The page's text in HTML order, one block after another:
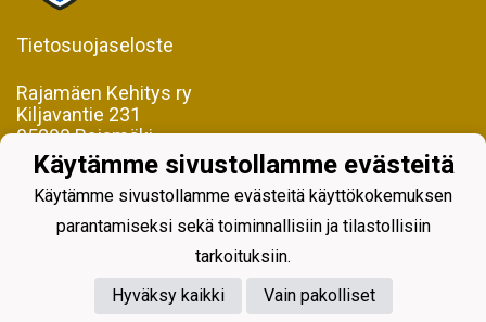
Tietosuojaseloste
Rajamäen Kehitys ry
Kiljavantie 231
05200 Rajamäki
Y-tunnus 0598128-2
Powered by
Käytämme sivustollamme evästeitä
Käytämme sivustollamme evästeitä käyttökokemuksen
parantamiseksi sekä toiminnallisiin ja tilastollisiin
tarkoituksiin.
Hyväksy kaikki
Vain pakolliset